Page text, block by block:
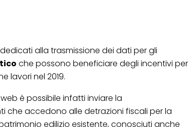
dedicati alla trasmissione dei dati per gli
che possono beneficiare degli incentivi per
lavori nel 2019.
è possibile infatti inviare la
che accedono alle detrazioni fiscali per la
edilizio esistente, conosciuti anche